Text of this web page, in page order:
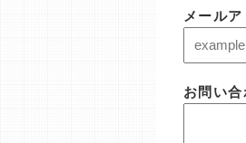
メールア
お問い